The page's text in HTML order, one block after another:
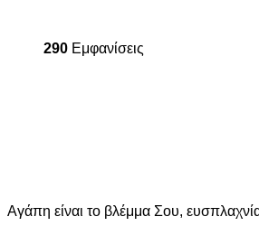
290 Εμφανίσεις
Αγάπη είναι το βλέμμα Σου,